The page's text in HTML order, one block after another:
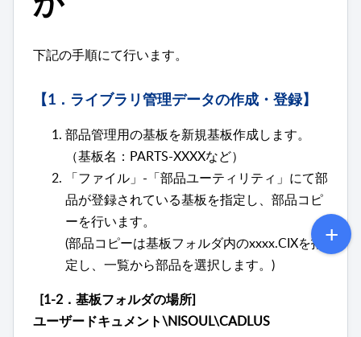
下記の手順にて行います。
【1．ライブラリ管理データの作成・登録】
部品管理用の基板を新規基板作成します。
（基板名：PARTS-XXXXなど）
「ファイル」-「部品ユーティリティ」にて部
品が登録されている基板を指定し、部品コピ
ーを行います。
(部品コピーは基板フォルダ内のxxxx.CIXを指
定し、一覧から部品を選択します。)
[1-2．基板フォルダの場所]
ユーザードキュメント\NISOUL\CADLUS